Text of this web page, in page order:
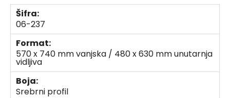
Šifra:
06-237
Format:
570 x 740 mm vanjska / 480 x 630 mm unutarnja
vidljiva
Boja:
Srebrni profil